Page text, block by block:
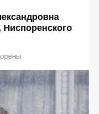
Ниспоренского